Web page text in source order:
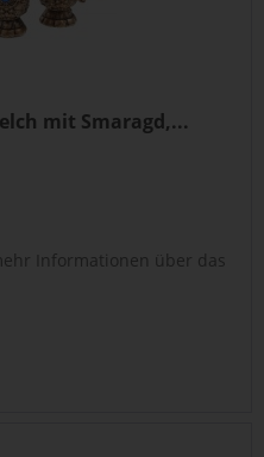
mit Smaragd,...
Informationen über das